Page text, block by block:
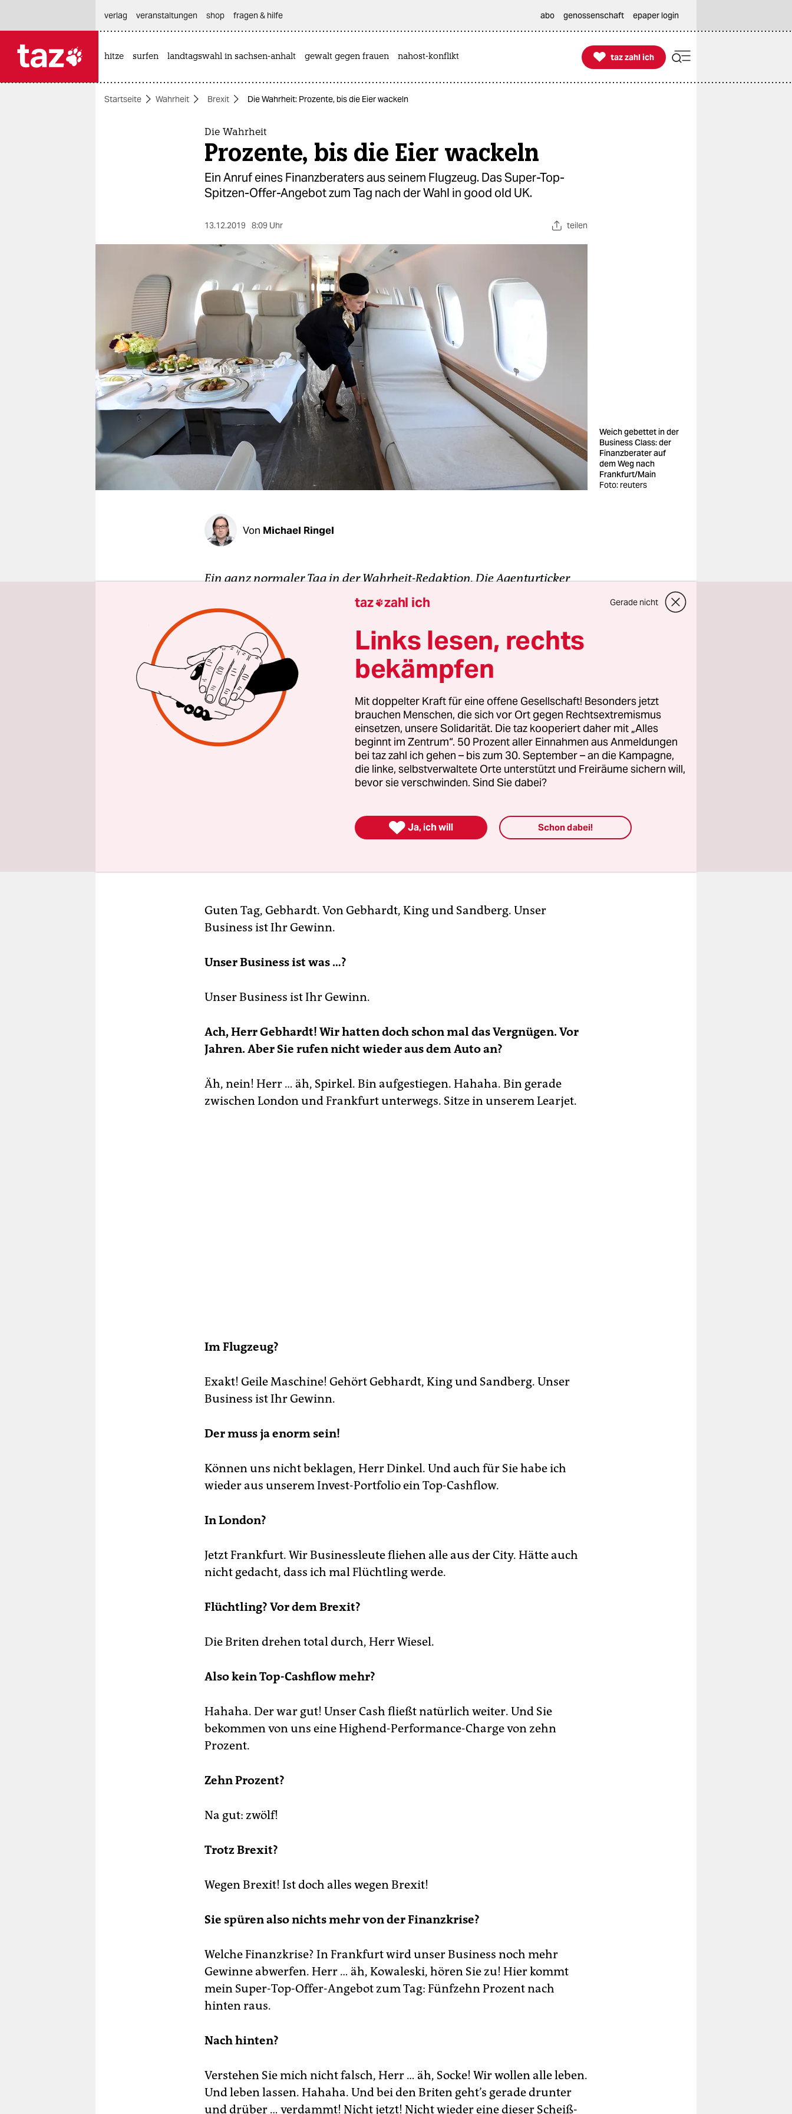
themen
wahrheit
verlag
verlag
veranstaltungen
shop
fragen & hilfe
unterstützen
verlag
veranstaltungen shop fragen & hilfe abo genossenschaft epaper login
hitze surfen landtagswahl in sachsen-anhalt gewalt gegen frauen nahost-konflikt 
taz zahl ich
taz zahl ich
Startseite Wahrheit Brexit Die Wahrheit: Prozente, bis die Eier wackeln
Die Wahrheit
Prozente, bis die Eier wackeln
Ein Anruf eines Finanzberaters aus seinem Flugzeug. Das Super-Top-
Spitzen-Offer-Angebot zum Tag nach der Wahl in good old UK.
13.12.2019 8:09 Uhr teilen
Weich gebettet in der
Business Class: der
Finanzberater auf
dem Weg nach
Frankfurt/Main
Foto: reuters
Von Michael Ringel
Ein ganz normaler Tag in der Wahrheit-Redaktion. Die Agenturticker
rattern vor sich hin. Die Briten haben gewählt. Boris Johnson hat wohl
die Wahl gewonnen und wird erneut Pre­mier­minister Großbritanniens.
Da klingelt plötzlich das Telefon.
Die Wahrheit. Ja, bitte?
Guten Tag, Gebhardt. Von Gebhardt, King und Sandberg. Unser
Business ist Ihr Gewinn.
Unser Business ist was …?
Unser Business ist Ihr Gewinn.
Ach, Herr Gebhardt! Wir hatten doch schon mal das Vergnügen. Vor
Jahren. Aber Sie rufen nicht wieder aus dem Auto an?
Äh, nein! Herr … äh, Spirkel. Bin aufgestiegen. Hahaha. Bin gerade
zwischen London und Frankfurt unterwegs. Sitze in unserem Learjet.
Im Flugzeug?
Exakt! Geile Maschine! Gehört Gebhardt, King und Sandberg. Unser
Business ist Ihr Gewinn.
Der muss ja enorm sein!
Können uns nicht beklagen, Herr Dinkel. Und auch für Sie habe ich
wieder aus unserem Invest-Portfolio ein Top-Cashflow.
In London?
Jetzt Frankfurt. Wir Businessleute fliehen alle aus der City. Hätte auch
nicht gedacht, dass ich mal Flüchtling werde.
Flüchtling? Vor dem Brexit?
Die Briten drehen total durch, Herr Wiesel.
Also kein Top-Cashflow mehr?
Hahaha. Der war gut! Unser Cash fließt natürlich weiter. Und Sie
bekommen von uns eine Highend-Performance-Charge von zehn
Prozent.
Zehn Prozent?
Na gut: zwölf!
Trotz Brexit?
Wegen Brexit! Ist doch alles wegen Brexit!
Sie spüren also nichts mehr von der Finanzkrise?
Welche Finanzkrise? In Frankfurt wird unser Business noch mehr
Gewinne abwerfen. Herr … äh, Kowaleski, hören Sie zu! Hier kommt
mein Super-Top-Offer-Angebot zum Tag: Fünfzehn Prozent nach
hinten raus.
Nach hinten?
Verstehen Sie mich nicht falsch, Herr … äh, Socke! Wir wollen alle leben.
Und leben lassen. Hahaha. Und bei den Briten geht’s gerade drunter
und drüber … verdammt! Nicht jetzt! Nicht wieder eine dieser Scheiß-
taz zahl ich Gerade nicht
Links lesen, rechts
bekämpfen
Mit doppelter Kraft für eine offene Gesellschaft! Besonders jetzt
brauchen Menschen, die sich vor Ort gegen Rechtsextremismus
einsetzen, unsere Solidarität. Die taz kooperiert daher mit „Alles
beginnt im Zentrum“. 50 Prozent aller Einnahmen aus Anmeldungen
bei taz zahl ich gehen – bis zum 30. September – an die Kampagne,
die linke, selbstverwaltete Orte unterstützt und Freiräume sichern will,
bevor sie verschwinden. Sind Sie dabei?
 Ja, ich will Schon dabei!